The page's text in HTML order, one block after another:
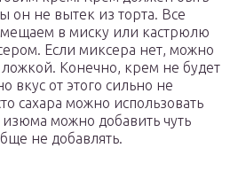
он не вытек из торта. Все
в миску или кастрюлю
Если миксера нет, можно
Конечно, крем не будет
вкус от этого сильно не
сахара можно использовать
можно добавить чуть
не добавлять.